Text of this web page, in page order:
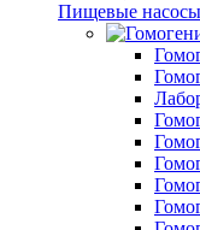
Пищевые насосы